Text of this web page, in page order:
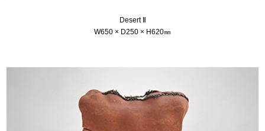
Desert Ⅱ
W650 × D250 × H620㎜